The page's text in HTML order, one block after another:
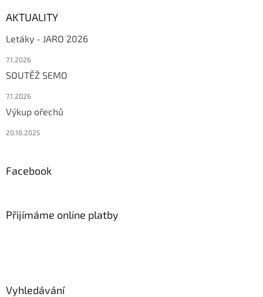
AKTUALITY
Letáky - JARO 2026
7.1.2026
SOUTĚŽ SEMO
7.1.2026
Výkup ořechů
20.10.2025
Facebook
Přijímáme online platby
Vyhledávání